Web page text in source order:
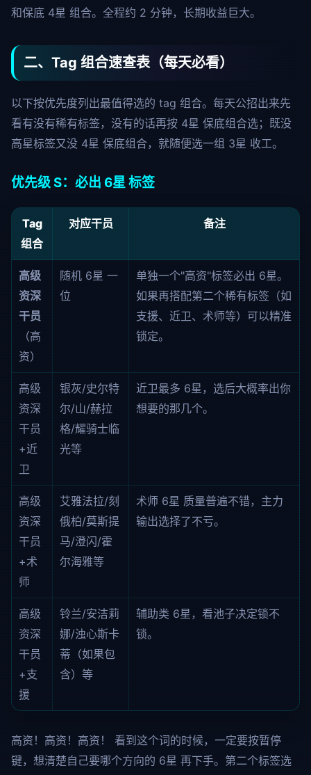
和保底 4星 组合。全程约 2 分钟，长期收益巨大。
二、Tag 组合速查表（每天必看）
以下按优先度列出最值得选的 tag 组合。每天公招出来先
看有没有稀有标签，没有的话再按 4星 保底组合选；既没
高星标签又没 4星 保底组合，就随便选一组 3星 收工。
优先级 S：必出 6星 标签
Tag
组合
对应干员 备注
高级
资深
干员
（高
资）
随机 6星 一
位
单独一个"高资"标签必出 6星。
如果再搭配第二个稀有标签（如
支援、近卫、术师等）可以精准
锁定。
高级
资深
干员
+近
卫
银灰/史尔特
尔/山/赫拉
格/耀骑士临
光等
近卫最多 6星，选后大概率出你
想要的那几个。
高级
资深
干员
+术
师
艾雅法拉/刻
俄柏/莫斯提
马/澄闪/霍
尔海雅等
术师 6星 质量普遍不错，主力
输出选择了不亏。
高级
资深
干员
+支
援
铃兰/安洁莉
娜/浊心斯卡
蒂（如果包
含）等
辅助类 6星，看池子决定锁不
锁。
高资！高资！高资！
看到这个词的时候，一定要按暂停
键，想清楚自己要哪个方向的 6星 再下手。第二个标签选